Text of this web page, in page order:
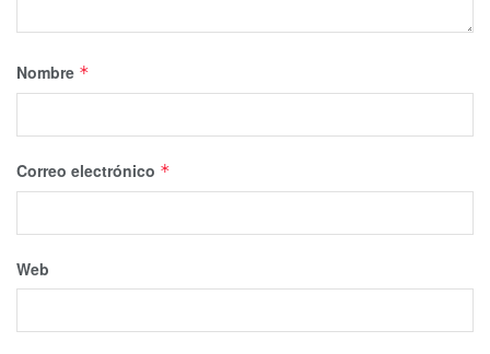
Nombre *
Correo electrónico *
Web